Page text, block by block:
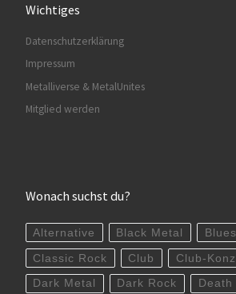
Wichtiges
Datenschutzerklärung
Impressum
Metalliverse & MetalUnites
Mitglied werden
Wonach suchst du?
Alternative Black Metal
Classic Rock Club Club-
Dark Metal Dark Rock Death